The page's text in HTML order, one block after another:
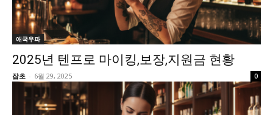
애국우파
2025년 텐프로 마이킹,보장,지원금 현황
잡초 - 6월 29, 2025 0